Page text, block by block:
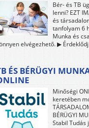
Bér- és TB
lenni? EZT
és
tanfolyam 6
Munka és
elvégezhető. ▶ Érdeklődj
ÉS BÉRÜGYI
Minőségi
keretében
BÉRÜGYI
Stabil Tudás